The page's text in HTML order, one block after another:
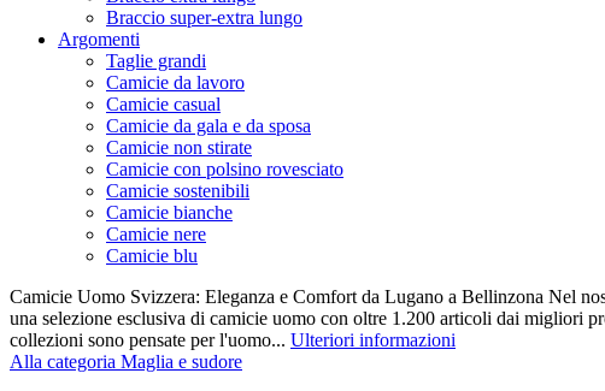
Braccio super-extra lungo
Argomenti
Taglie grandi
Camicie da lavoro
Camicie casual
Camicie da gala e da sposa
Camicie non stirate
Camicie con polsino rovesciato
Camicie sostenibili
Camicie bianche
Camicie nere
Camicie blu
Camicie Uomo Svizzera: Eleganza e Comfort da Lugano a Bellinzona Nel
una selezione esclusiva di camicie uomo con oltre 1.200 articoli dai migliori
collezioni sono pensate per l'uomo... Ulteriori informazioni
Alla categoria Maglia e sudore